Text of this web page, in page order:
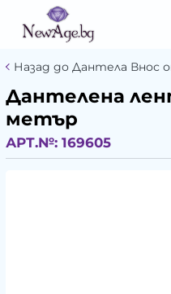
Назад до Дантела Внос
Дантелена
метър
АРТ.№: 169605